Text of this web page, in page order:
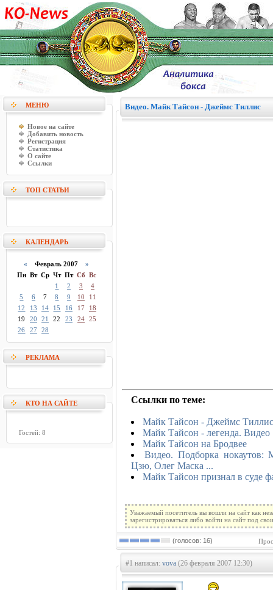
МЕНЮ
Новое на сайте
Добавить новость
Регистрация
Статистика
О сайте
Ссылки
ТОП СТАТЬИ
КАЛЕНДАРЬ
« Февраль 2007»
Пн Вт Ср Чт Пт Сб Вс
1
2 3
4
5
6 7 8 9 10
11
12
13 14 15 16 17
18
19
20 21 22 23 24 25
26
27 28
РЕКЛАМА
КТО НА САЙТЕ
Гостей: 8
Видео. Майк Тайсон - Джеймс Тиллис
Ссылки по теме:
Майк Тайсон - Джеймс Тиллис
Майк Тайсон - легенда. Видео
Майк Тайсон на Бродвее
Видео. Подборка
Цзю, Олег Маска ...
Майк Тайсон признал в суде
Уважаемый посетитель вы вошли на сайт как
зарегистрироваться либо войти на сайт под
(голосов: 16)
#1 написал: vova (26 февраля 2007 12:30)